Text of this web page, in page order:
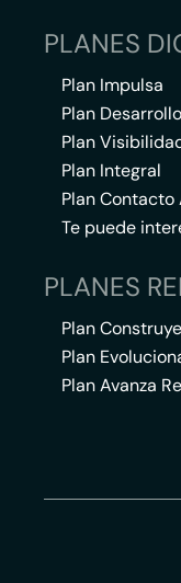
PLANES
Plan Impulsa
Plan Desarrollo
Plan
Plan Integral
Plan Contacto
Te puede
PLANES
Plan
Plan
Plan Avanza